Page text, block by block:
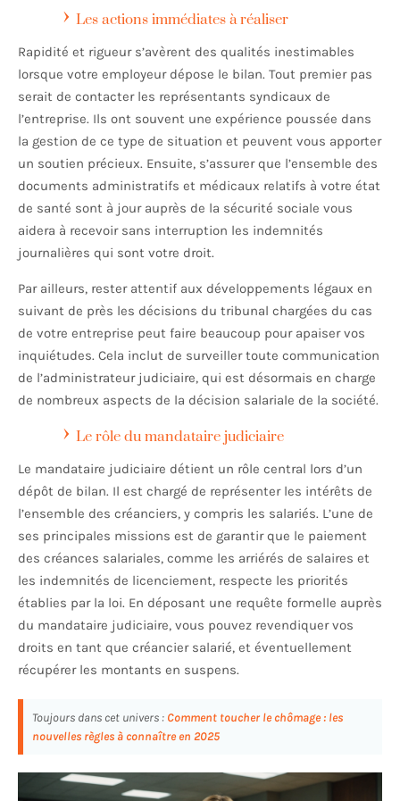
Les actions immédiates à réaliser
Rapidité et rigueur s’avèrent des qualités inestimables
lorsque votre employeur dépose le bilan. Tout premier pas
serait de contacter les représentants syndicaux de
l’entreprise. Ils ont souvent une expérience poussée dans
la gestion de ce type de situation et peuvent vous apporter
un soutien précieux. Ensuite, s’assurer que l’ensemble des
documents administratifs et médicaux relatifs à votre état
de santé sont à jour auprès de la sécurité sociale vous
aidera à recevoir sans interruption les indemnités
journalières qui sont votre droit.
Par ailleurs, rester attentif aux développements légaux en
suivant de près les décisions du tribunal chargées du cas
de votre entreprise peut faire beaucoup pour apaiser vos
inquiétudes. Cela inclut de surveiller toute communication
de l’administrateur judiciaire, qui est désormais en charge
de nombreux aspects de la décision salariale de la société.
Le rôle du mandataire judiciaire
Le mandataire judiciaire détient un rôle central lors d’un
dépôt de bilan. Il est chargé de représenter les intérêts de
l’ensemble des créanciers, y compris les salariés. L’une de
ses principales missions est de garantir que le paiement
des créances salariales, comme les arriérés de salaires et
les indemnités de licenciement, respecte les priorités
établies par la loi. En déposant une requête formelle auprès
du mandataire judiciaire, vous pouvez revendiquer vos
droits en tant que créancier salarié, et éventuellement
récupérer les montants en suspens.
Toujours dans cet univers : Comment toucher le chômage : les
nouvelles règles à connaître en 2025